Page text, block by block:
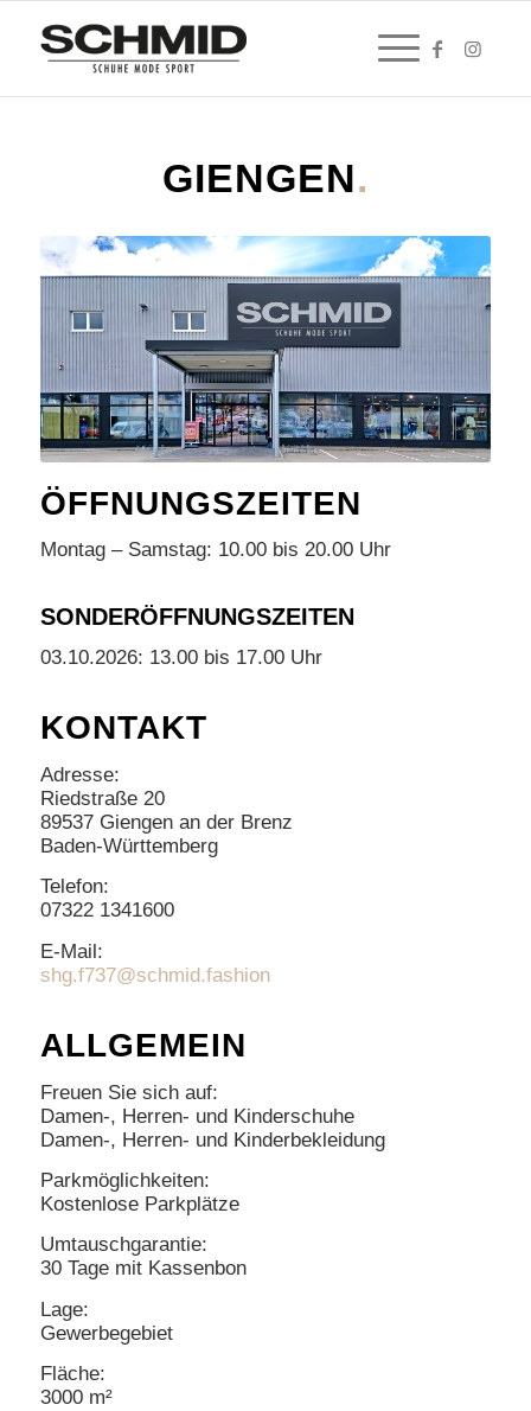
GIENGEN.
ÖFFNUNGSZEITEN
Montag – Samstag: 10.00 bis 20.00 Uhr
SONDERÖFFNUNGSZEITEN
03.10.2026: 13.00 bis 17.00 Uhr
KONTAKT
Adresse:
Riedstraße 20
89537 Giengen an der Brenz
Baden-Württemberg
Telefon:
07322 1341600
E-Mail:
shg.f737@schmid.fashion
ALLGEMEIN
Freuen Sie sich auf:
Damen-, Herren- und Kinderschuhe
Damen-, Herren- und Kinderbekleidung
Parkmöglichkeiten:
Kostenlose Parkplätze
Umtauschgarantie:
30 Tage mit Kassenbon
Lage:
Gewerbegebiet
Fläche:
3000 m²